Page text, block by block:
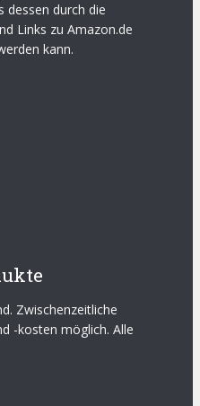
dessen durch die
Links zu Amazon.de
kann.
Zwischenzeitliche
-kosten möglich. Alle